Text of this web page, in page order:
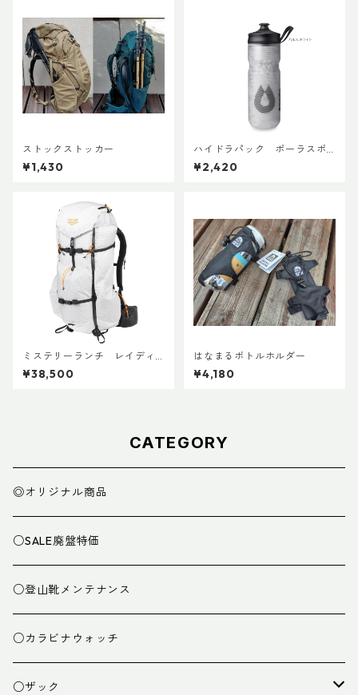
ストックストッカー
¥1,430
ハイドラパック ポーラスポ
ーツ 600ml
¥2,420
ミステリーランチ レイディ
ックス47
¥38,500
はなまるボトルホルダー
¥4,180
CATEGORY
◎オリジナル商品
○SALE廃盤特価
○登山靴メンテナンス
○カラビナウォッチ
○ザック